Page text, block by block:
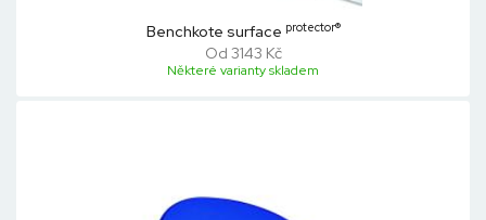
Benchkote surface protector®
Od 3143 Kč
Některé varianty skladem